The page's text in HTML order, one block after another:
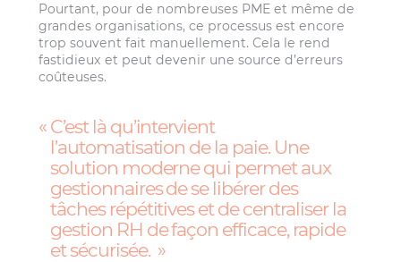
Pourtant, pour de nombreuses PME et même de
grandes organisations, ce processus est encore
trop souvent fait manuellement. Cela le rend
fastidieux et peut devenir une source d’erreurs
coûteuses.
C’est là qu’intervient
l’automatisation de la paie. Une
solution moderne qui permet aux
gestionnaires de se libérer des
tâches répétitives et de centraliser la
gestion RH de façon efficace, rapide
et sécurisée.